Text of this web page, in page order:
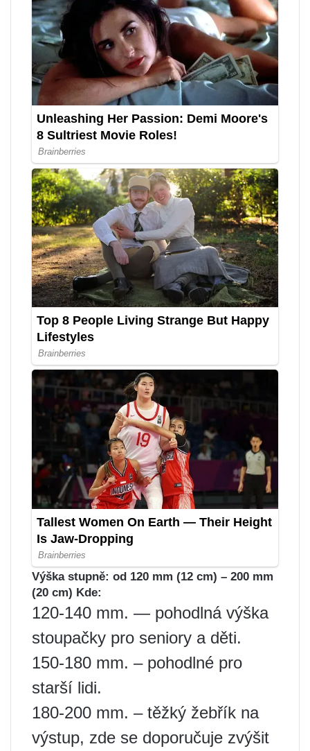
Výška stupně: od 120 mm (12 cm) – 200 mm
(20 cm) Kde:
120-140 mm. — pohodlná výška
stoupačky pro seniory a děti.
150-180 mm. – pohodlné pro
starší lidi.
180-200 mm. – těžký žebřík na
výstup, zde se doporučuje zvýšit